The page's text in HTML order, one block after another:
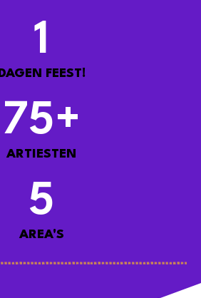
DAGEN FEEST!
1
ARTIESTEN
75+
AREA'S
5